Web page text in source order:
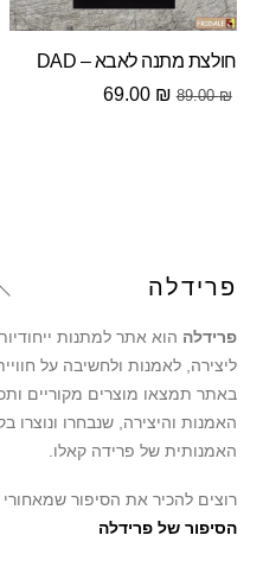
חולצת מתנה לאבא – DAD
89.00₪
המחיר
69.00 ₪
המחיר
פרידלה
פרידלה הוא אתר למתנות
ליצירה, לאמנות ולחשיבה על
באתר תמצאו מוצרים מקוריים
האמנות והיצירה, שנבחרו
האמנותית של פרידה קאלו.
רוצים להכיר את הסיפור
הסיפור של פרידלה